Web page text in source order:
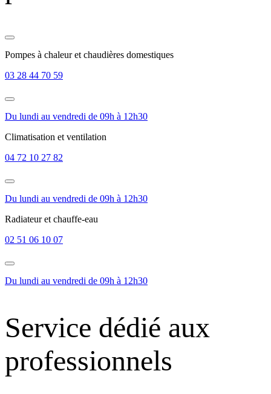
Pompes à chaleur et chaudières domestiques
03 28 44 70 59
Du lundi au vendredi de 09h à 12h30
Climatisation et ventilation
04 72 10 27 82
Du lundi au vendredi de 09h à 12h30
Radiateur et chauffe-eau
02 51 06 10 07
Du lundi au vendredi de 09h à 12h30
Service dédié aux
professionnels